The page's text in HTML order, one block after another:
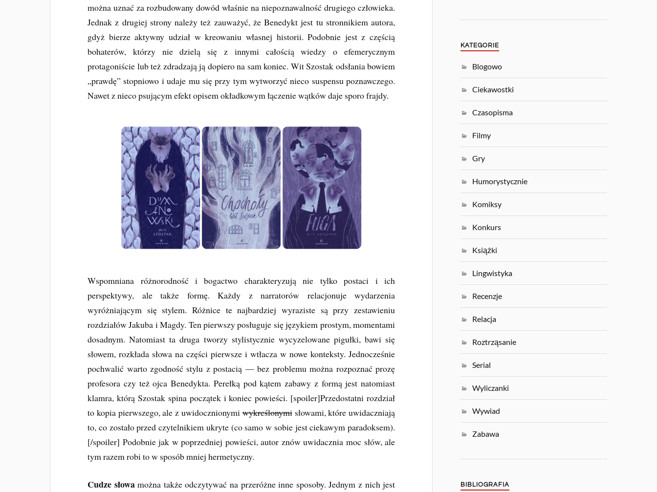
można uznać za rozbudowany dowód właśnie na niepoznawalność drugiego człowieka.
Jednak z drugiej strony należy też zauważyć, że Benedykt jest tu stronnikiem autora,
gdyż bierze aktywny udział w kreowaniu własnej historii. Podobnie jest z częścią
bohaterów, którzy nie dzielą się z innymi całością wiedzy o efemerycznym
protagoniście lub też zdradzają ją dopiero na sam koniec. Wit Szostak odsłania bowiem
„prawdę” stopniowo i udaje mu się przy tym wytworzyć nieco suspensu poznawczego.
Nawet z nieco psującym efekt opisem okładkowym łączenie wątków daje sporo frajdy.
Wspomniana różnorodność i bogactwo charakteryzują nie tylko postaci i ich
perspektywy, ale także formę. Każdy z narratorów relacjonuje wydarzenia
wyróżniającym się stylem. Różnice te najbardziej wyraziste są przy zestawieniu
rozdziałów Jakuba i Magdy. Ten pierwszy posługuje się językiem prostym, momentami
dosadnym. Natomiast ta druga tworzy stylistycznie wycyzelowane pigułki, bawi się
słowem, rozkłada słowa na części pierwsze i wtłacza w nowe konteksty. Jednocześnie
pochwalić warto zgodność stylu z postacią — bez problemu można rozpoznać prozę
profesora czy też ojca Benedykta. Perełką pod kątem zabawy z formą jest natomiast
klamra, którą Szostak spina początek i koniec powieści. [spoiler]Przedostatni rozdział
to kopia pierwszego, ale z uwidocznionymiwykreślonymisłowami, które uwidaczniają
to, co zostało przed czytelnikiem ukryte (co samo w sobie jest ciekawym paradoksem).
[/spoiler] Podobnie jak w poprzedniej powieści, autor znów uwidacznia moc słów, ale
tym razem robi to w sposób mniej hermetyczny.
Cudze słowamożna także odczytywać na przeróżne inne sposoby. Jednym z nich jest
KATEGORIE
Blogowo
Ciekawostki
Czasopisma
Filmy
Gry
Humorystycznie
Komiksy
Konkurs
Książki
Lingwistyka
Recenzje
Relacja
Roztrząsanie
Serial
Wyliczanki
Wywiad
Zabawa
BIBLIOGRAFIA